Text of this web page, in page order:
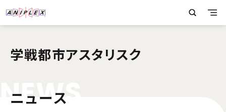
学戦都市アスタリスク
NEWS
ニュース